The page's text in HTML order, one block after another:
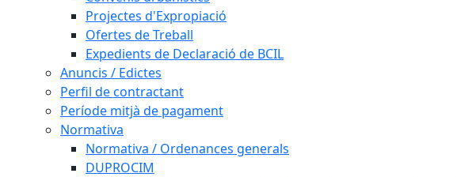
Projectes d'Expropiació
Ofertes de Treball
Expedients de Declaració de BCIL
Anuncis / Edictes
Perfil de contractant
Període mitjà de pagament
Normativa
Normativa / Ordenances generals
DUPROCIM